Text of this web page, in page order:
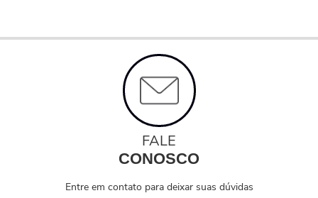
FALE
CONOSCO
Entre em contato para deixar suas dúvidas